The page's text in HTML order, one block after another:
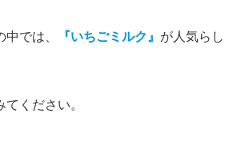
では、 『いちごミルク』 が人気らし
ください。